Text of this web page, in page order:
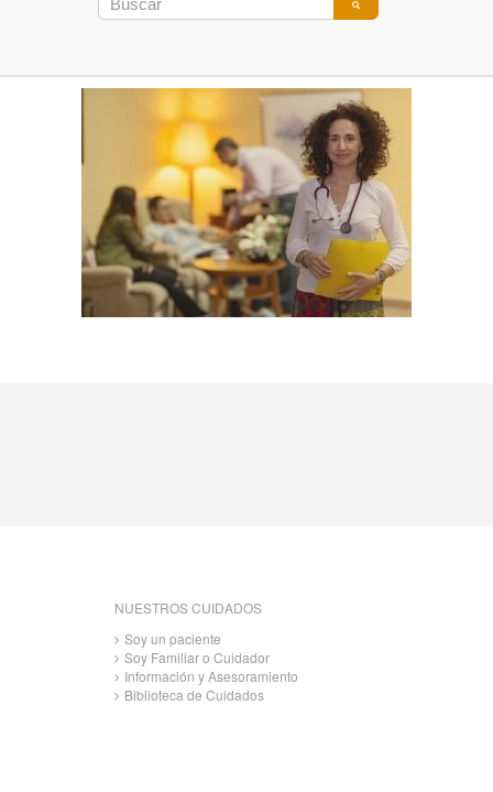
NUESTROS CUIDADOS
Soy un paciente
Soy Familiar o Cuidador
Información y Asesoramiento
Biblioteca de Cuidados